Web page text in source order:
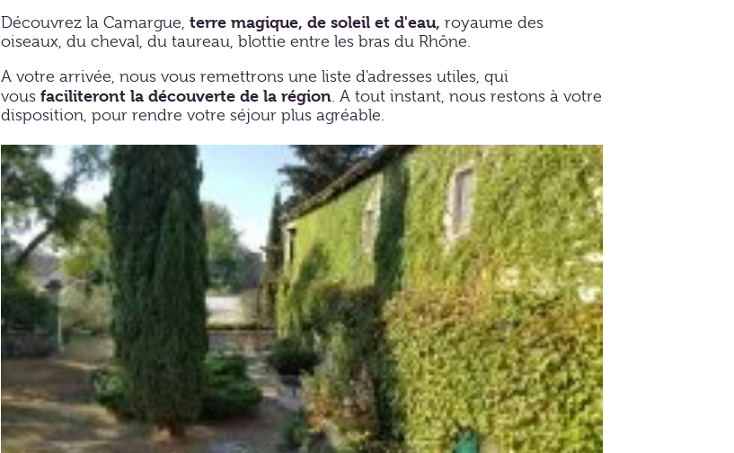
Découvrez la Camargue, terre magique, de soleil et d'eau, royaume des
oiseaux, du cheval, du taureau, blottie entre les bras du Rhône.
A votre arrivée, nous vous remettrons une liste d'adresses utiles, qui
vous faciliteront la découverte de la région. A tout instant, nous restons à votre
disposition, pour rendre votre séjour plus agréable.